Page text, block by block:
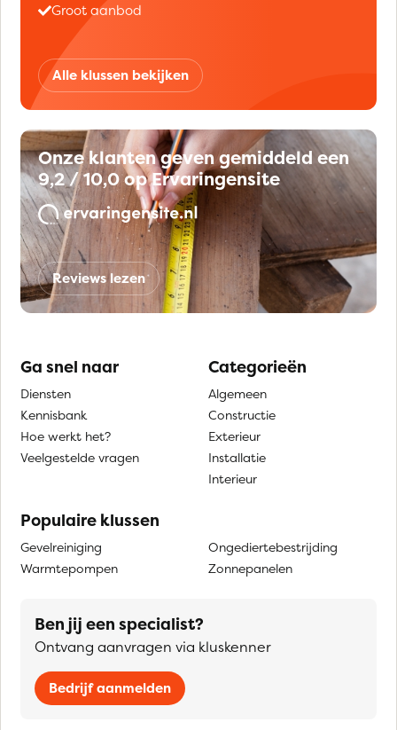
Groot aanbod
Alle klussen bekijken
Onze klanten geven gemiddeld een
9,2 / 10,0 op Ervaringensite
Reviews lezen
Ga snel naar
Diensten
Kennisbank
Hoe werkt het?
Veelgestelde vragen
Categorieën
Algemeen
Constructie
Exterieur
Installatie
Interieur
Populaire klussen
Gevelreiniging
Warmtepompen
Ongediertebestrijding
Zonnepanelen
Ben jij een specialist?
Ontvang aanvragen via kluskenner
Bedrijf aanmelden